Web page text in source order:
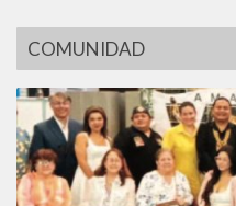
COMUNIDAD